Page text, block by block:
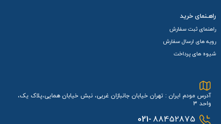
راهـنمای خرید
راهنمای ثبت سفارش
رویه های ارسال سفارش
شیوه های پرداخت
آدرس مودم ایران : تهران خیابان جانبازان غربی، نبش خیابان همایی،پلاک یک،
واحد 3
021-88452875